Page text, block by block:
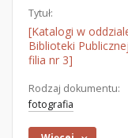
Tytuł:
[Katalogi w
Biblioteki
filia nr 3]
Rodzaj dokumentu:
fotografia